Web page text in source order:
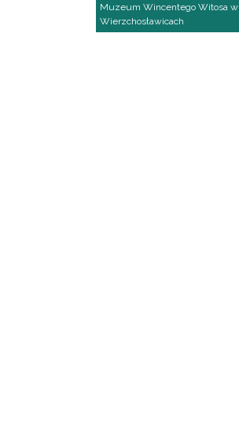
Muzeum Wincentego Witosa w
Wierzchosławicach